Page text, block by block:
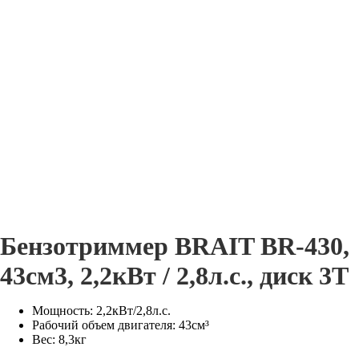
Бензотриммер BRAIT BR-430,
43см3, 2,2кВт / 2,8л.с., диск 3Т
Мощность: 2,2кВт/2,8л.с.
Рабочий объем двигателя: 43см³
Вес: 8,3кг